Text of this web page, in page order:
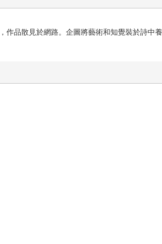
品散見於網路。企圖將藝術和知覺裝於詩中